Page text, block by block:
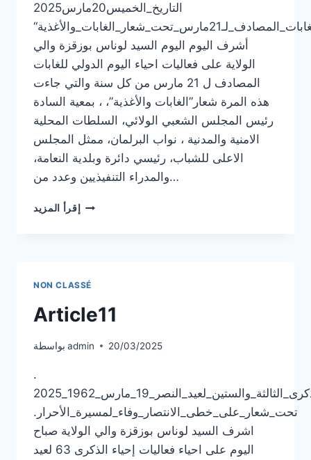
التاريخ_الخميس20مارس2025
الحدث_احياء_فعاليات_اليوم_الدولي_للغابات_المصادف_لـ21مارس_تحت_شعار_الغابات_والأغذية“
أشرف اليوم اليوم السيد لوناس بوزقزة والي
الولاية على فعاليات احياء اليوم الدولي للغابات
المصادف ل 21 مارس من كل سنة والتي جاءت
هذه المرة شعار”الغابات والأغذية”، ، بمعية السادة
رئيس المجلس الشعبي الولائي، السلطات المحلية
الامنية والمدنية ، نواب البرلمان، ممثل المجلس
الاعلى للشباب، رئيسي دائرة وبلدية النعامة،
والمدراء التنفيذيين وعدد من…
إقرأ المزيد ARTICLE12
NON CLASSÉ
Article11
بواسطة admin 20/03/2025
.
الحدث_فعاليات_إحياء_الذكرى_الثالثة_والستين_لعيد_النصر_19_مارس_1962_2025
تحت_شعار_على_خطى_الانتصار_وفاء_لمسيرة_الأحرار.
اشرف السيد لوناس بوزقزة والي الولاية صباح
اليوم على احياء فعاليات إحياء الذكرى 63 لعيد